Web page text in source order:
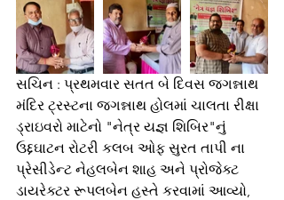
સચિન : પ્રથમવાર સતત બે દિવસ જગન્નાથ
મંદિર ટ્રસ્ટના જગન્નાથ હોલમાં ચાલતા રીક્ષા
ડ્રાઇવરો માટેનો "નેત્ર યજ્ઞ શિબિર"નું
ઉદ્દઘાટન રોટરી કલબ ઓફ સુરત તાપી ના
પ્રેસીડેન્ટ નેહલબેન શાહ અને પ્રોજેક્ટ
ડાયરેક્ટર રૂપલબેન હસ્તે કરવામાં આવ્યો,